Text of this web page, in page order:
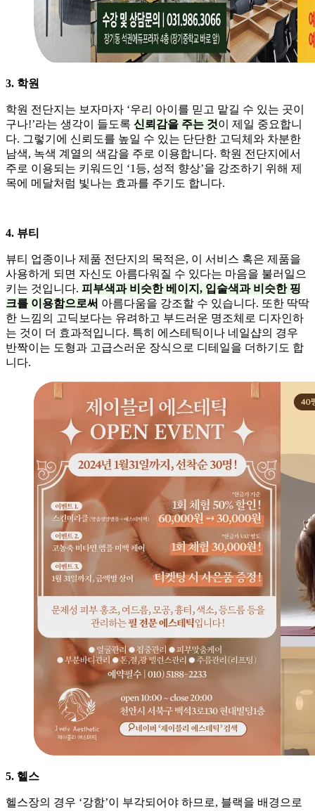
3. 학원
학원 전단지는 보자마자 ‘우리 아이를 믿고 맡길 수 있는 곳이
구나!’라는 생각이 들도록 신뢰감을 주는 것이 제일 중요합니
다. 그렇기에 신뢰도를 높일 수 있는 단단한 고딕체와 차분한
남색, 녹색 계열의 색감을 주로 이용합니다. 학원 전단지에서
주로 이용되는 키워드인 ‘1등, 성적 향상’을 강조하기 위해 제
목에 메달처럼 빛나는 효과를 주기도 합니다.
4. 뷰티
뷰티 업종이나 제품 전단지의 목적은, 이 서비스 혹은 제품을
사용하게 되면 자신도 아름다워질 수 있다는 마음을 불러일으
키는 것입니다. 피부색과 비슷한 베이지, 입술색과 비슷한 핑
크를 이용함으로써 아름다움을 강조할 수 있습니다. 또한 딱딱
한 느낌의 고딕보다는 유려하고 부드러운 명조체로 디자인하
는 것이 더 효과적입니다. 특히 에스테틱이나 네일샵의 경우
반짝이는 도형과 고급스러운 장식으로 디테일을 더하기도 합
니다.
5. 헬스
헬스장의 경우 ‘강함’이 부각되어야 하므로, 블랙을 배경으로